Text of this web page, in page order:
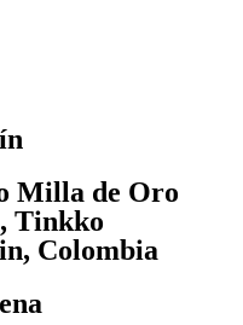
Milla de Oro
Tinkko
Colombia